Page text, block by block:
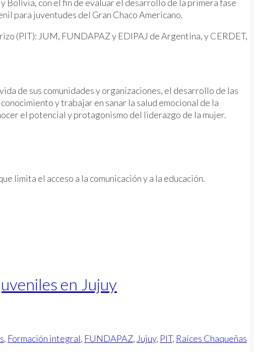
Bolivia, con el fin de evaluar el desarrollo de la primera fase
para juventudes del Gran Chaco Americano.
(PIT): JUM, FUNDAPAZ y EDIPAJ de Argentina, y CERDET,
de sus comunidades y organizaciones, el desarrollo de las
y trabajar en sanar la salud emocional de la
el potencial y protagonismo del liderazgo de la mujer.
limita el acceso a la comunicación y a la educación.
en Jujuy
, Formación integral, FUNDAPAZ,Jujuy, PIT, Raíces Chaqueñas